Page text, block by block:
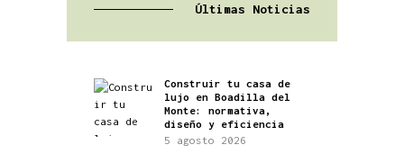
Últimas Noticias
Construir tu casa de
lujo en Boadilla del
Monte: normativa,
diseño y eficiencia
5 agosto 2026